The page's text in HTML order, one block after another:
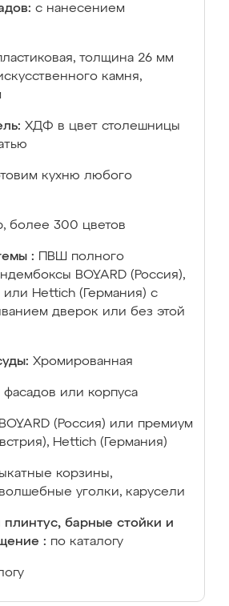
с нанесением
толщина 26 мм
камня,
ХДФ в цвет столешницы
кухню любого
более 300 цветов
:
ПВШ полного
BOYARD (Россия),
или Hettich (Германия) с
дверок или без этой
Хромированная
фасадов или корпуса
BOYARD (Россия) или премиум
Hettich (Германия)
корзины,
уголки, карусели
барные стойки и
: по каталогу